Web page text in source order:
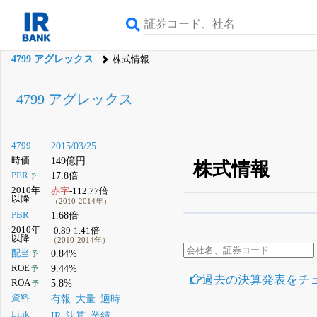
4799 アグレックス 株式情報
4799 アグレックス
4799 2015/03/25
時価 149億円
PER予 17.8倍
2010年
以降
赤字-112.77倍
（2010-2014年）
PBR 1.68倍
2010年
以降
0.89-1.41倍
（2010-2014年）
配当 予 0.84%
ROE予 9.44%
ROA 予 5.8%
資料 有報 大量 適時
Link
株式情報
無料
過去の決算発表をチ